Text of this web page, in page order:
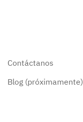
Contáctanos
Blog (próximamente)